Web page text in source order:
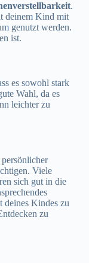
.
deinem Kind mit
genutzt werden.
ist.
es sowohl stark
Wahl, da es
leichter zu
Viele
sich gut in die
deines Kindes zu
zu